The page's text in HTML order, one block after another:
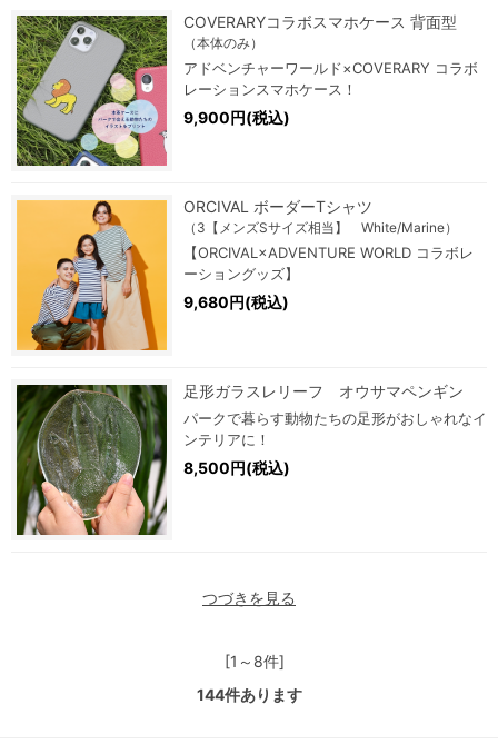
COVERARYコラボスマホケース 背面型
（本体のみ）
アドベンチャーワールド×COVERARY コラボ
レーションスマホケース！
9,900円(税込)
ORCIVAL ボーダーTシャツ
（3【メンズSサイズ相当】 White/Marine）
【ORCIVAL×ADVENTURE WORLD コラボレ
ーショングッズ】
9,680円(税込)
足形ガラスレリーフ オウサマペンギン
パークで暮らす動物たちの足形がおしゃれなイ
ンテリアに！
8,500円(税込)
つづきを見る
[1～8件]
144件あります